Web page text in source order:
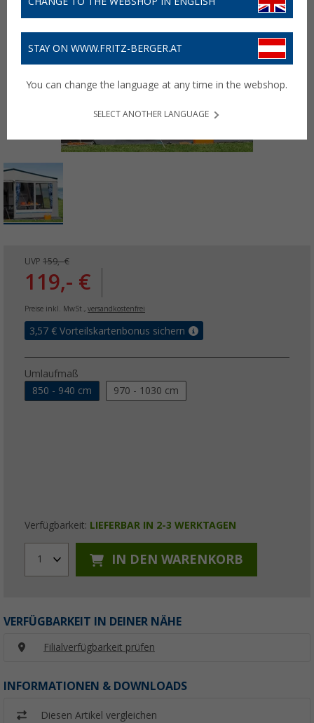
UVP 159,- €
119,- €
Preise inkl. MwSt., versandkostenfrei
3,57 € Vorteilskartenbonus sichern
Umlaufmaß
850 - 940 cm
970 - 1030 cm
Verfügbarkeit: LIEFERBAR IN 2-3 WERKTAGEN
1 IN DEN WARENKORB
VERFÜGBARKEIT IN DEINER NÄHE
Filialverfügbarkeit prüfen
INFORMATIONEN & DOWNLOADS
Diesen Artikel vergleichen
STAY ON WWW.FRITZ-BERGER.AT
You can change the language at any time in the webshop.
SELECT ANOTHER LANGUAGE